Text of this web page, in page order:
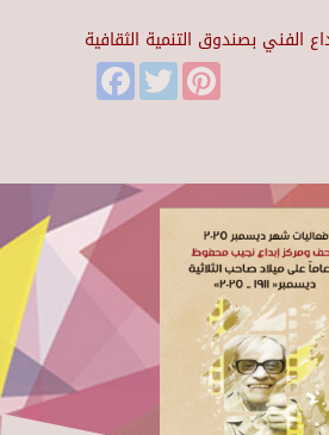
الفني بصندوق التنمية الثقافية
FacebookTwitter